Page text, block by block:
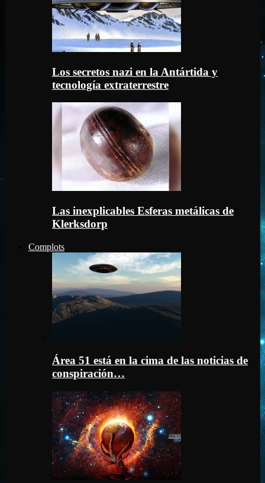
Los secretos nazi en la Antártida y
tecnología extraterrestre
Las inexplicables Esferas metálicas de
Klerksdorp
Complots
Área 51 está en la cima de las noticias de
conspiración…